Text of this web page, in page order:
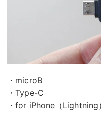
・microB
・Type-C
・for iPhone（Lightning）